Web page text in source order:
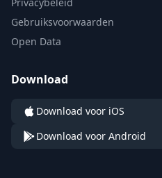
Gebruiksvoorwaarden
Open Data
Download
Download voor iOS
Download voor Android